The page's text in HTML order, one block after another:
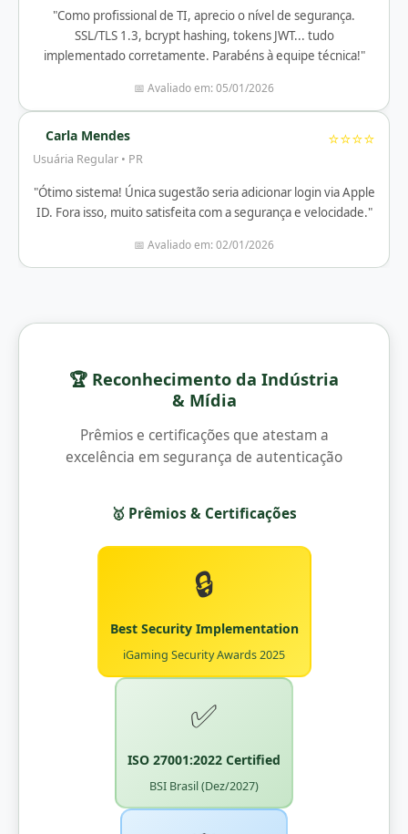
"Como profissional de TI, aprecio o nível de segurança.
SSL/TLS 1.3, bcrypt hashing, tokens JWT... tudo
implementado corretamente. Parabéns à equipe técnica!"
📅 Avaliado em: 05/01/2026
Carla Mendes
Usuária Regular • PR
⭐⭐⭐⭐
"Ótimo sistema! Única sugestão seria adicionar login via Apple
ID. Fora isso, muito satisfeita com a segurança e velocidade."
📅 Avaliado em: 02/01/2026
🏆 Reconhecimento da Indústria
& Mídia
Prêmios e certificações que atestam a
excelência em segurança de autenticação
🥇 Prêmios & Certificações
🔒
Best Security Implementation
iGaming Security Awards 2025
✅
ISO 27001:2022 Certified
BSI Brasil (Dez/2027)